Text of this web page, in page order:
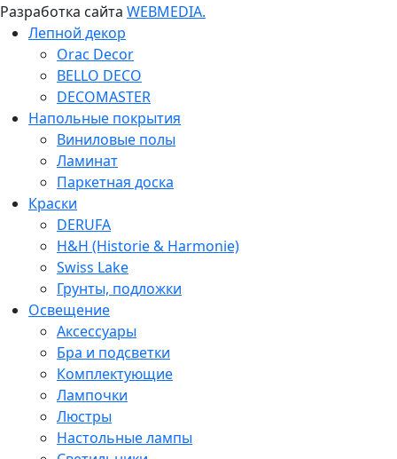
Разработка сайта WEBMEDIA.
Лепной декор
Orac Decor
BELLO DECO
DECOMASTER
Напольные покрытия
Виниловые полы
Ламинат
Паркетная доска
Краски
DERUFA
H&H (Historie & Harmonie)
Swiss Lake
Грунты, подложки
Освещение
Аксессуары
Бра и подсветки
Комплектующие
Лампочки
Люстры
Настольные лампы